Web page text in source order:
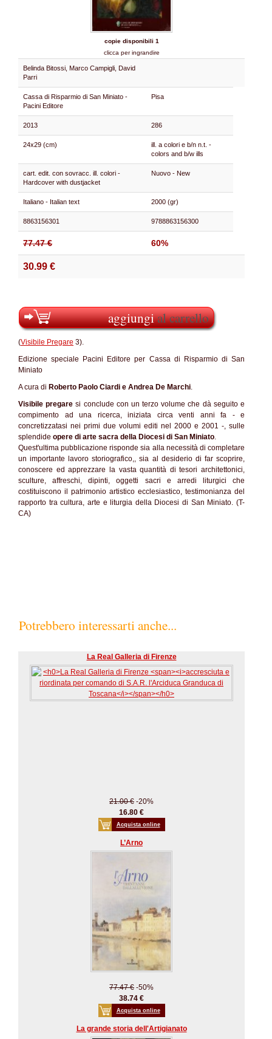
copie disponibili 1
clicca per ingrandire
Belinda Bitossi, Marco Campigli, David
Parri
Cassa di Risparmio di San Miniato -
Pacini Editore
Pisa
2013 286
24x29 (cm)
ill. a colori e b/n n.t. -
colors and b/w ills
cart. edit. con sovracc. ill. colori -
Hardcover with dustjacket
Nuovo - New
Italiano - Italian text 2000 (gr)
8863156301 9788863156300
77.47 € 60%
30.99 €
aggiungial carrello
(Visibile Pregare 3).
Edizione speciale Pacini Editore per Cassa di Risparmio di San
Miniato
A cura di Roberto Paolo Ciardi e Andrea De Marchi.
Visibile pregare si conclude con un terzo volume che dà seguito e
compimento ad una ricerca, iniziata circa venti anni fa - e
concretizzatasi nei primi due volumi editi nel 2000 e 2001 -, sulle
splendide opere di arte sacra della Diocesi di San Miniato.
Quest'ultima pubblicazione risponde sia alla necessità di completare
un importante lavoro storiografico,, sia al desiderio di far scoprire,
conoscere ed apprezzare la vasta quantità di tesori architettonici,
sculture, affreschi, dipinti, oggetti sacri e arredi liturgici che
costituiscono il patrimonio artistico ecclesiastico, testimonianza del
rapporto tra cultura, arte e liturgia della Diocesi di San Miniato. (T-
CA)
Potrebbero interessarti anche...
La Real Galleria di Firenze
21.00 € -20%
16.80 €
Acquista online
L’Arno
77.47 € -50%
38.74 €
Acquista online
La grande storia dell'Artigianato